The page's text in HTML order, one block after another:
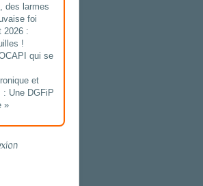
des larmes
foi
2026 :
!
qui se
et
Une DGFiP
»